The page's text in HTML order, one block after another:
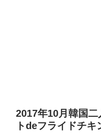
2017年10月韓国
トdeフライドチキ